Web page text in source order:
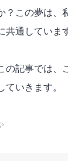
？この夢は、
共通していま
の記事では、
ていきます。